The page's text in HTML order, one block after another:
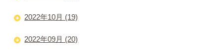
2022年10月 (19)
2022年09月 (20)